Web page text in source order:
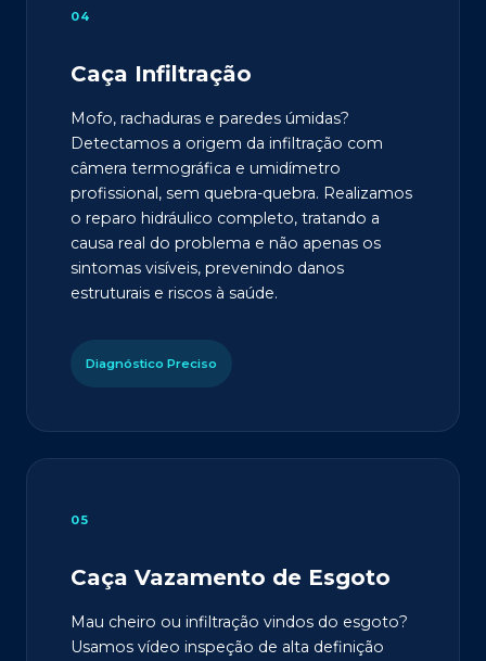
04
Caça Infiltração
Mofo, rachaduras e paredes úmidas?
Detectamos a origem da infiltração com
câmera termográfica e umidímetro
profissional, sem quebra-quebra. Realizamos
o reparo hidráulico completo, tratando a
causa real do problema e não apenas os
sintomas visíveis, prevenindo danos
estruturais e riscos à saúde.
Diagnóstico Preciso
05
Caça Vazamento de Esgoto
Mau cheiro ou infiltração vindos do esgoto?
Usamos vídeo inspeção de alta definição